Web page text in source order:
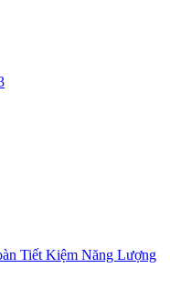
Tiết Kiệm Năng Lượng